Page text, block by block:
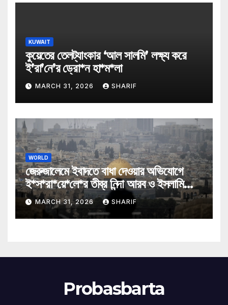
KUWAIT
কুয়েতের তেলট্যাংকার ‘আল সালমি’ লক্ষ্য করে
ই’রা’নে’র ড্রো*ন হা*ম*লা
MARCH 31, 2026 SHARIF
WORLD
জেরুজালেমে ইবাদতে বাধা দেওয়ার অভিযোগে
ই*স*রা*য়ে*লে*র তীব্র নিন্দা আরব ও ইসলামি
মন্ত্রীদের
MARCH 31, 2026 SHARIF
Probasbarta